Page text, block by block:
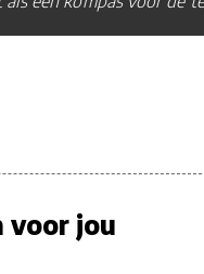
voor jou